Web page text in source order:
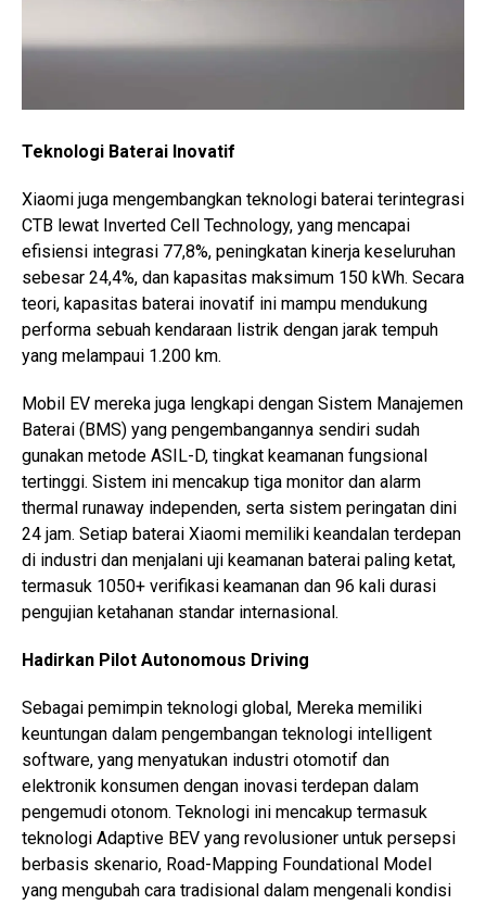
Teknologi Baterai Inovatif
Xiaomi juga mengembangkan teknologi baterai terintegrasi
CTB lewat Inverted Cell Technology, yang mencapai
efisiensi integrasi 77,8%, peningkatan kinerja keseluruhan
sebesar 24,4%, dan kapasitas maksimum 150 kWh. Secara
teori, kapasitas baterai inovatif ini mampu mendukung
performa sebuah kendaraan listrik dengan jarak tempuh
yang melampaui 1.200 km.
Mobil EV mereka juga lengkapi dengan Sistem Manajemen
Baterai (BMS) yang pengembangannya sendiri sudah
gunakan metode ASIL-D, tingkat keamanan fungsional
tertinggi. Sistem ini mencakup tiga monitor dan alarm
thermal runaway independen, serta sistem peringatan dini
24 jam. Setiap baterai Xiaomi memiliki keandalan terdepan
di industri dan menjalani uji keamanan baterai paling ketat,
termasuk 1050+ verifikasi keamanan dan 96 kali durasi
pengujian ketahanan standar internasional.
Hadirkan Pilot Autonomous Driving
Sebagai pemimpin teknologi global, Mereka memiliki
keuntungan dalam pengembangan teknologi intelligent
software, yang menyatukan industri otomotif dan
elektronik konsumen dengan inovasi terdepan dalam
pengemudi otonom. Teknologi ini mencakup termasuk
teknologi Adaptive BEV yang revolusioner untuk persepsi
berbasis skenario, Road-Mapping Foundational Model
yang mengubah cara tradisional dalam mengenali kondisi